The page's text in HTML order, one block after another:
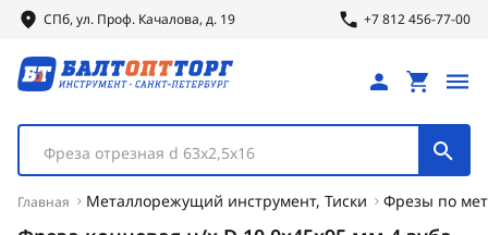
СПб, ул. Проф. Качалова, д. 19 +7 812 456-77-00
Фреза отрезная d 63х2,5х16
Главная Металлорежущий инструмент, Тиски Фрезы по